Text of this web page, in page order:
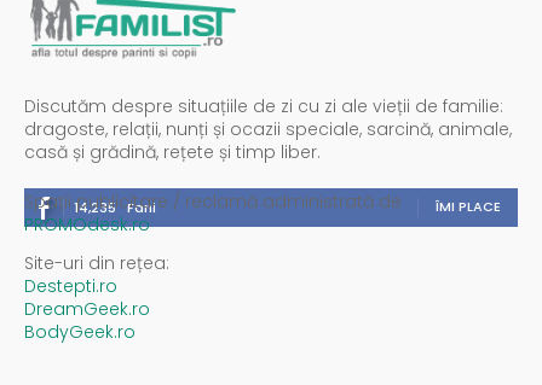
Discutăm despre situațiile de zi cu zi ale vieții de familie:
dragoste, relații, nunți și ocazii speciale, sarcină, animale,
casă și grădină, rețete și timp liber.
14,235 Fani ÎMI PLACE
Spații publicitare / reclamă administrată de
PROMOdesk.ro
Site-uri din rețea:
Destepti.ro
DreamGeek.ro
BodyGeek.ro